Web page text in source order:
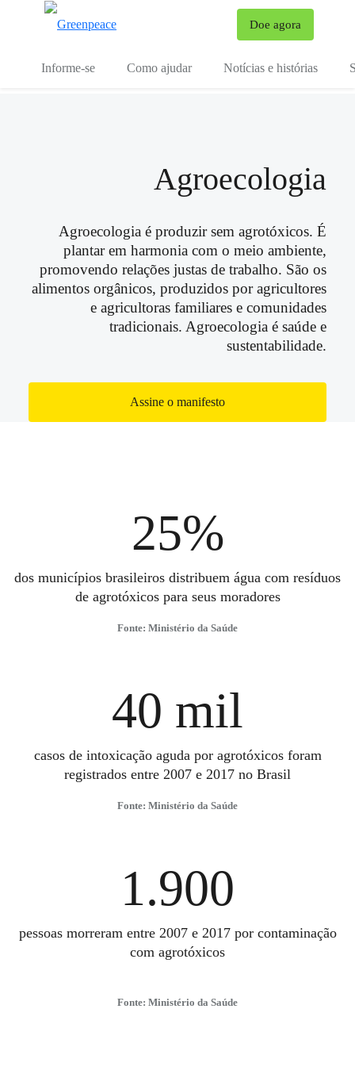
Doe agora
Informe-se Como ajudar Notícias e histórias
Agroecologia
Agroecologia é produzir sem agrotóxicos. É
plantar em harmonia com o meio ambiente,
promovendo relações justas de trabalho. São os
alimentos orgânicos, produzidos por agricultores
e agricultoras familiares e comunidades
tradicionais. Agroecologia é saúde e
sustentabilidade.
Assine o manifesto
25%
dos municípios brasileiros distribuem água com resíduos
de agrotóxicos para seus moradores
Fonte: Ministério da Saúde
40 mil
casos de intoxicação aguda por agrotóxicos foram
registrados entre 2007 e 2017 no Brasil
Fonte: Ministério da Saúde
1.900
pessoas morreram entre 2007 e 2017 por contaminação
com agrotóxicos
Fonte: Ministério da Saúde